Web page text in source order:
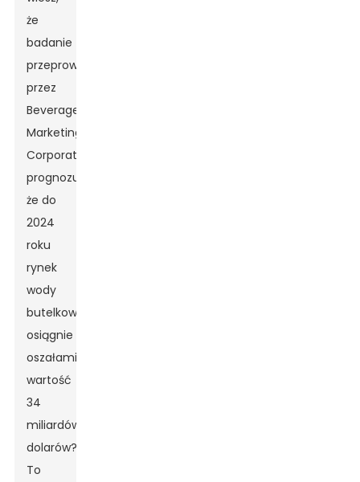
że
badanie
przeprowadzone
przez
Beverage
Marketing
Corporation
prognozuje,
że do
2024
roku
rynek
wody
butelkowanej
osiągnie
oszałamiającą
wartość
34
miliardów
dolarów?
To